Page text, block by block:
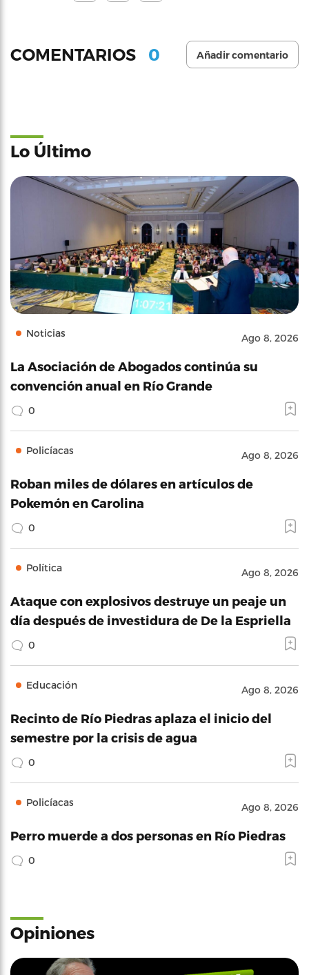
COMENTARIOS 0 Añadir comentario
Lo Último
Noticias Ago 8, 2026
La Asociación de Abogados continúa su
convención anual en Río Grande
0
Policíacas Ago 8, 2026
Roban miles de dólares en artículos de
Pokemón en Carolina
0
Política Ago 8, 2026
Ataque con explosivos destruye un peaje un
día después de investidura de De la Espriella
0
Educación Ago 8, 2026
Recinto de Río Piedras aplaza el inicio del
semestre por la crisis de agua
0
Policíacas Ago 8, 2026
Perro muerde a dos personas en Río Piedras
0
Opiniones